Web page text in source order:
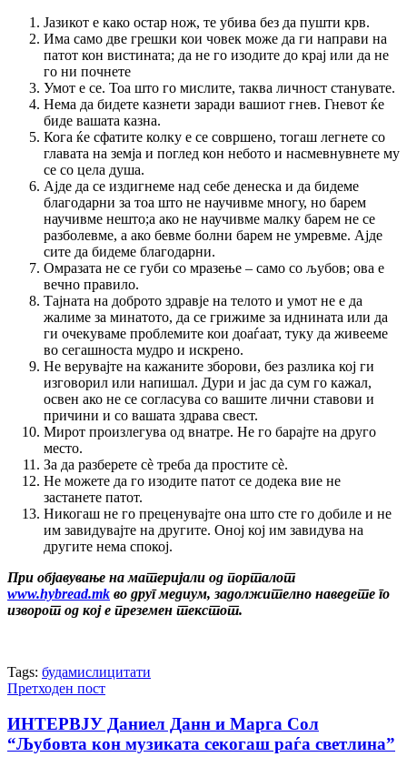
Јазикот е како остар нож, те убива без да пушти крв.
Има само две грешки кои човек може да ги направи на
патот кон вистината; да не го изодите до крај или да не
го ни почнете
Умот е се. Тоа што го мислите, таква личност станувате.
Нема да бидете казнети заради вашиот гнев. Гневот ќе
биде вашата казна.
Кога ќе сфатите колку е се совршено, тогаш легнете со
главата на земја и поглед кон небото и насмевнувнете му
се со цела душа.
Ајде да се издигнеме над себе денеска и да бидеме
благодарни за тоа што не научивме многу, но барем
научивме нешто;а ако не научивме малку барем не се
разболевме, а ако бевме болни барем не умревме. Ајде
сите да бидеме благодарни.
Омразата не се губи со мразење – само со љубов; ова е
вечно правило.
Тајната на доброто здравје на телото и умот не е да
жалиме за минатото, да се грижиме за иднината или да
ги очекуваме проблемите кои доаѓаат, туку да живееме
во сегашноста мудро и искрено.
Не верувајте на кажаните зборови, без разлика кој ги
изговорил или напишал. Дури и јас да сум го кажал,
освен ако не се согласува со вашите лични ставови и
причини и со вашата здрава свест.
Мирот произлегува од внатре. Не го барајте на друго
место.
За да разберете сè треба да простите сè.
Не можете да го изодите патот се додека вие не
застанете патот.
Никогаш не го преценувајте она што сте го добиле и не
им завидувајте на другите. Оној кој им завидува на
другите нема спокој.
При објавување на материјали од порталот
www.hybread.mk во друг медиум, задолжително наведете го
изворот од кој е преземен текстот.
Tags: будамислицитати
Претходен пост
ИНТЕРВЈУ Даниел Данн и Марга Сол
“Љубовта кон музиката секогаш раѓа светлина”